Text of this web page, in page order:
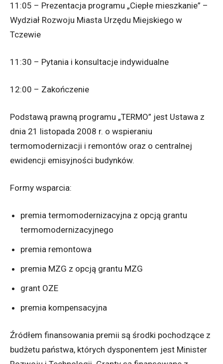
11:05 – Prezentacja programu „Ciepłe mieszkanie” –
Wydział Rozwoju Miasta Urzędu Miejskiego w
Tczewie
11:30 – Pytania i konsultacje indywidualne
12:00 – Zakończenie
Podstawą prawną programu „TERMO” jest Ustawa z
dnia 21 listopada 2008 r. o wspieraniu
termomodernizacji i remontów oraz o centralnej
ewidencji emisyjności budynków.
Formy wsparcia:
premia termomodernizacyjna z opcją grantu
termomodernizacyjnego
premia remontowa
premia MZG z opcją grantu MZG
grant OZE
premia kompensacyjna
Źródłem finansowania premii są środki pochodzące z
budżetu państwa, których dysponentem jest Minister